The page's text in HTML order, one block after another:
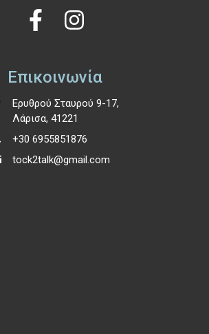
Επικοινωνία
Ερυθρού Σταυρού 9-17,
Λάρισα, 41221
+30 6955851876
tock2talk@gmail.com